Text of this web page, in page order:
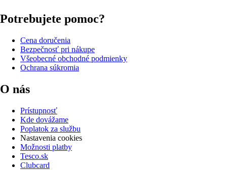
Potrebujete pomoc?
Cena doručenia
Bezpečnosť pri nákupe
Všeobecné obchodné podmienky
Ochrana súkromia
O nás
Prístupnosť
Kde dovážame
Poplatok za službu
Nastavenia cookies
Možnosti platby
Tesco.sk
Clubcard